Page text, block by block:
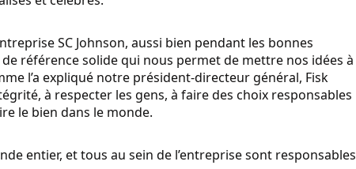
SC Johnson, aussi bien pendant les bonnes
référence solide qui nous permet de mettre nos idées à
l’a expliqué notre président-directeur général, Fisk
à respecter les gens, à faire des choix responsables
le bien dans le monde.
entier, et tous au sein de l’entreprise sont responsables